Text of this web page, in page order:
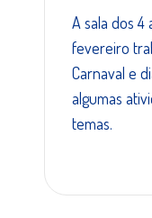
A sala dos
fevereiro
Carnaval e
algumas
temas.